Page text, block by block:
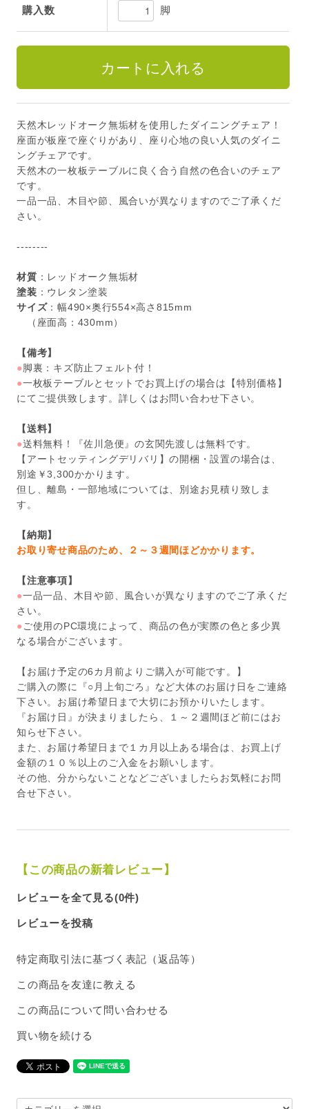
購入数 脚
天然木レッドオーク無垢材を使用したダイニングチェア！
座面が板座で座ぐりがあり、座り心地の良い人気のダイニ
ングチェアです。
天然木の一枚板テーブルに良く合う自然の色合いのチェア
です。
一品一品、木目や節、風合いが異なりますのでご了承くだ
さい。
--------
材質 ：レッドオーク無垢材
塗装 ：ウレタン塗装
サイズ：幅490×奥行554×高さ815mm
（座面高：430mm）
【備考】
● 脚裏：キズ防止フェルト付！
●一枚板テーブルとセットでお買上げの場合は【特別価格】
にてご提供致します。詳しくはお問い合わせ下さい。
【送料】
●送料無料！『佐川急便』の玄関先渡しは無料です。
【アートセッティングデリバリ】の開梱・設置の場合は、
別途￥3,300かかります。
但し、離島・一部地域については、別途お見積り致しま
す。
【納期】
お取り寄せ商品のため、２～３週間ほどかかります。
【注意事項】
●一品一品、木目や節、風合いが異なりますのでご了承くだ
さい。
● ご使用のPC環境によって、商品の色が実際の色と多少異
なる場合がございます。
【お届け予定の6カ月前よりご購入が可能です。】
ご購入の際に『○月上旬ごろ』など大体のお届け日をご連絡
下さい。お届け希望日まで大切にお預かりいたします。
『お届け日』が決まりましたら、１～２週間ほど前にはお
知らせ下さい。
また、お届け希望日まで１カ月以上ある場合は、お買上げ
金額の１０％以上のご入金をお願いします。
その他、分からないことなどございましたらお気軽にお問
合せ下さい。
【この商品の新着レビュー】
レビューを全て見る(0件)
レビューを投稿
特定商取引法に基づく表記（返品等）
この商品を友達に教える
この商品について問い合わせる
買い物を続ける